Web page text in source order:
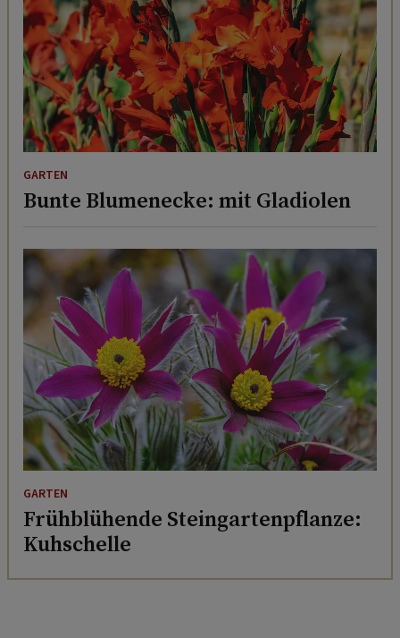
GARTEN
Bunte Blumenecke: mit Gladiolen
GARTEN
Frühblühende Steingartenpflanze:
Kuhschelle